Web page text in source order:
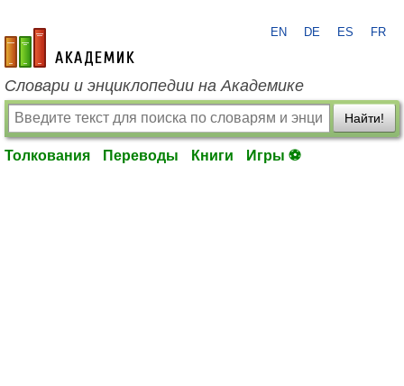
academic.ru
EN DE ES FR
Словари и энциклопедии на Академике
Найти!
Толкования Переводы Книги Игры ⚽